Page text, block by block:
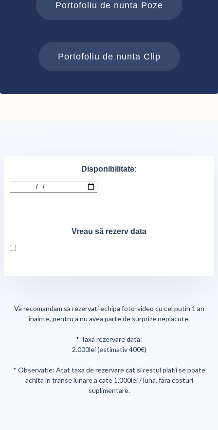
Portofoliu de nunta Poze
Portofoliu de nunta Clip
Disponibilitate:
Vreau să rezerv data
Va recomandam sa rezervati echipa foto-video cu cel putin 1 an
inainte, pentru a nu avea parte de surprize neplacute.
* Taxa rezervare data:
2.000lei (estimativ 400€)
* Observatie: Atat taxa de rezervare cat si restul platii se poate
achita in transe lunare a cate 1.000lei / luna, fara costuri
suplimentare.